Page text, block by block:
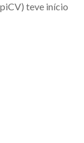
teve início